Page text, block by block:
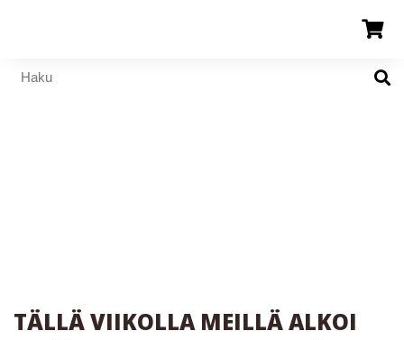
TÄLLÄ VIIKOLLA MEILLÄ ALKOI